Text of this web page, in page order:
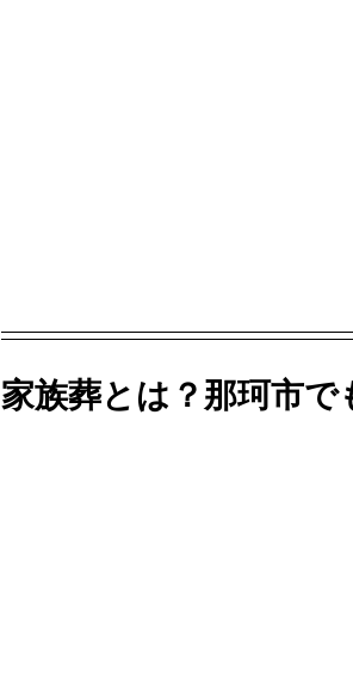
家族葬とは？那珂市